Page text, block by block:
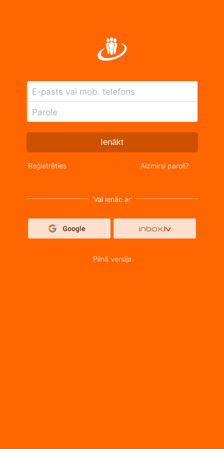
E-pasts vai mob. telefons
Parole
Ienākt
Reģistrēties Aizmirsi paroli?
Vai ienāc ar
Pilnā versija